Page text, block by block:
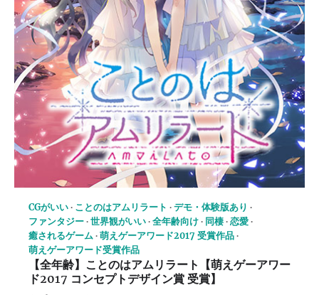
CGがいい ことのはアムリラート
デモ・体験版あり
ファンタジー 世界観がいい 全年齢向け 同棲 恋愛
癒されるゲーム 萌えゲーアワード2017 受賞作品
萌えゲーアワード受賞作品
【全年齢】ことのはアムリラート【萌えゲーアワー
ド2017 コンセプトデザイン賞 受賞】